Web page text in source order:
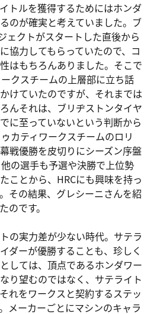
トルを獲得するためにはホンダ
のが確実と考えていました。ブ
ェクトがスタートした直後から
協力してもらっていたので、コ
はもちろんありました。そこで
クスチームの上層部に立ち話
けていたのですが、それまでは
んそれは、ブリヂストンタイヤ
に至っていないという判断から
カティワークスチームのロリ
戦優勝を皮切りにシーズン序盤
の選手も予選や決勝で上位勢
ことから、HRCにも興味を持っ
その結果、グレシーニさんを紹
のです。
の実力差が少ない時代。サテラ
ダーが優勝することも、珍しく
しては、頂点であるホンダワー
り望むのではなく、サテライト
れをワークスと契約するステッ
メーカーごとにマシンのキャラ